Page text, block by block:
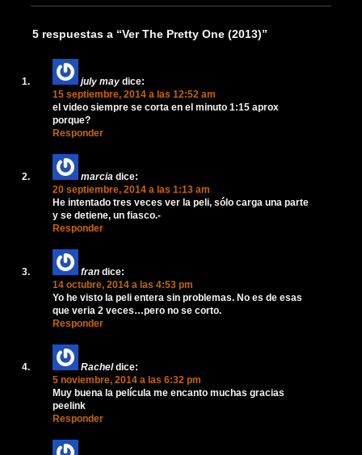
5 respuestas a “Ver The Pretty One (2013)”
july may dice:
15 septiembre, 2014 a las 12:52 am
el video siempre se corta en el minuto 1:15 aprox
porque?
Responder
marcia dice:
20 septiembre, 2014 a las 1:13 am
He intentado tres veces ver la peli, sólo carga una parte
y se detiene, un fiasco.-
Responder
fran dice:
14 octubre, 2014 a las 4:53 pm
Yo he visto la peli entera sin problemas. No es de esas
que veria 2 veces…pero no se corto.
Responder
Rachel dice:
5 noviembre, 2014 a las 6:32 pm
Muy buena la película me encanto muchas gracias
peelink
Responder